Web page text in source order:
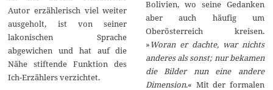
Autor erzählerisch viel weiter
ausgeholt, ist von seiner
lakonischen Sprache
abgewichen und hat auf die
Nähe stiftende Funktion des
Ich-Erzählers verzichtet.
Bolivien, wo seine Gedanken
aber auch häufig um
Oberösterreich kreisen.
»Woran er dachte, war nichts
anderes als sonst; nur bekamen
die Bilder nun eine andere
Dimension.« Mit der formalen